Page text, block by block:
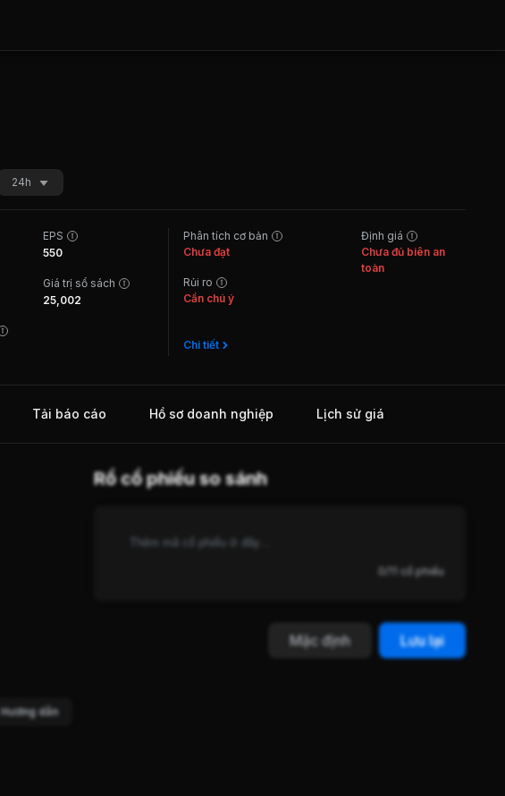
24h
EPS
550
Giá trị sổ sách
25,002
Phân tích cơ bản
Chưa đạt
Rủi ro
Cần chú ý
Chi tiết
Định giá
Chưa đủ biên an
toàn
Tải báo cáo Hồ sơ doanh nghiệp Lịch sử giá
Hướng dẫn
Rổ cổ phiếu so sánh
0/11 cổ phiếu
Mặc định Lưu lại